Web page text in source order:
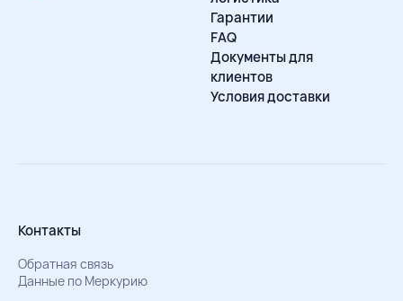
Гарантии
FAQ
Документы для
клиентов
Условия доставки
Контакты
Обратная связь
Данные по Меркурию